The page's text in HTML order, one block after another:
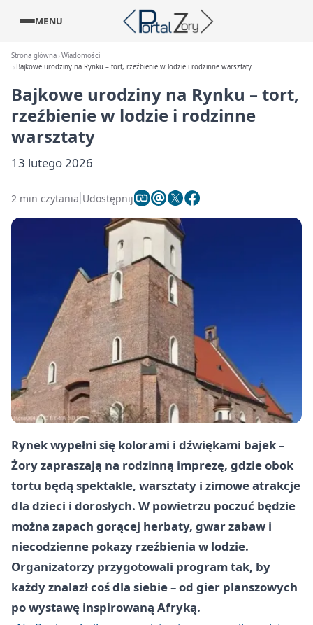
MENU
Strona główna Wiadomości
Bajkowe urodziny na Rynku – tort, rzeźbienie w lodzie i rodzinne warsztaty
Bajkowe urodziny na Rynku – tort,
rzeźbienie w lodzie i rodzinne
warsztaty
13 lutego 2026
2 min czytania Udostępnij
Rynek wypełni się kolorami i dźwiękami bajek –
Żory zapraszają na rodzinną imprezę, gdzie obok
tortu będą spektakle, warsztaty i zimowe atrakcje
dla dzieci i dorosłych. W powietrzu poczuć będzie
można zapach gorącej herbaty, gwar zabaw i
niecodzienne pokazy rzeźbienia w lodzie.
Organizatorzy przygotowali program tak, by
każdy znalazł coś dla siebie – od gier planszowych
po wystawę inspirowaną Afryką.